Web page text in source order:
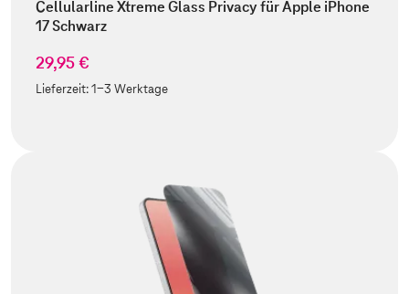
Cellularline Xtreme Glass Privacy für Apple iPhone
17 Schwarz
29,95 €
Lieferzeit:1-3 Werktage